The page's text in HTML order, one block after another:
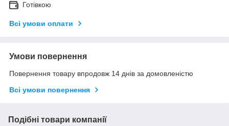
Готівкою
Всі умови оплати
Умови повернення
Повернення товару впродовж 14 днів за домовленістю
Всі умови повернення
Подібні товари компанії